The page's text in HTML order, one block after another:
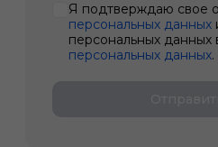
Я подтверждаю свое
персональных данных
персональных данных
персональных данных.